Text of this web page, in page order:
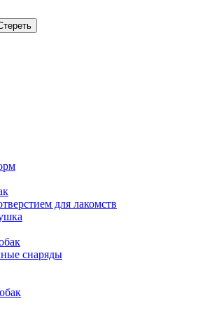
для лакомств
снаряды